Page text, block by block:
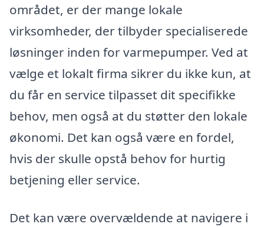
området, er der mange lokale
virksomheder, der tilbyder specialiserede
løsninger inden for varmepumper. Ved at
vælge et lokalt firma sikrer du ikke kun, at
du får en service tilpasset dit specifikke
behov, men også at du støtter den lokale
økonomi. Det kan også være en fordel,
hvis der skulle opstå behov for hurtig
betjening eller service.
Det kan være overvældende at navigere i